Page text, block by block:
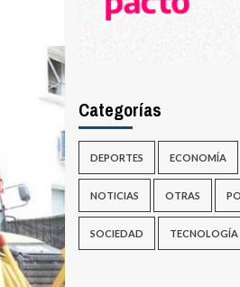
Categorías
DEPORTES ECONOMÍA
NOTICIAS OTRAS
SOCIEDAD TECNOLOGÍA